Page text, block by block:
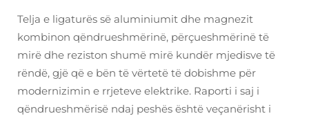
Telja e ligaturës së aluminiumit dhe magnezit
kombinon qëndrueshmërinë, përçueshmërinë të
mirë dhe reziston shumë mirë kundër mjedisve të
rëndë, gjë që e bën të vërtetë të dobishme për
modernizimin e rrjeteve elektrike. Raporti i saj i
qëndrueshmërisë ndaj peshës është veçanërisht i